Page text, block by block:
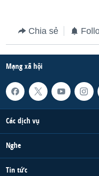
Chia sẻ
Mạng xã hội
Các dịch vụ
Nghe
Tin tức